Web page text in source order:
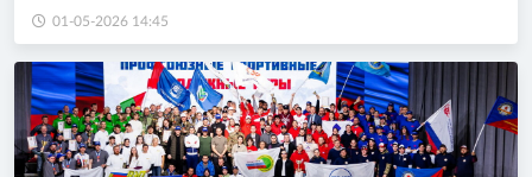
01-05-2026 14:45